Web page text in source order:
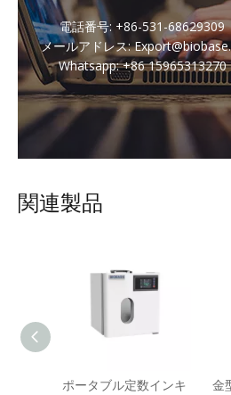
電話番号: +86-531-68629309
メールアドレス:
Whatsapp: +86 15965313270
関連製品
ポータブル定数インキ
金